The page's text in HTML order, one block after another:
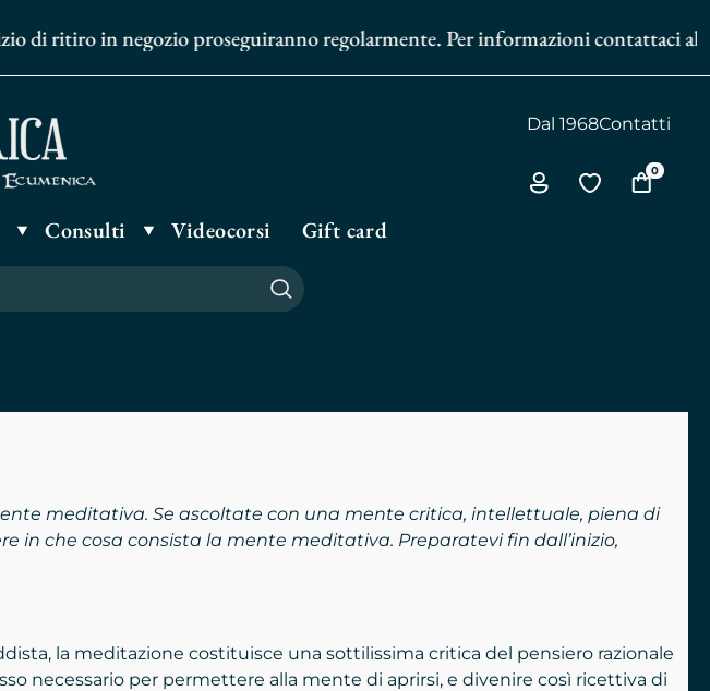
in negozio proseguiranno regolarmente. Per informazioni contattaci al351
Dal 1968Contatti
Via
Vai
Vai
0
Consulti Videocorsi Gift card
Cerca
meditativa. Se ascoltate con una mente critica, intellettuale, piena di
che cosa consista la mente meditativa. Preparatevi fin dall’inizio,
la meditazione costituisce una sottilissima critica del pensiero razionale
necessario per permettere alla mente di aprirsi, e divenire così ricettiva di